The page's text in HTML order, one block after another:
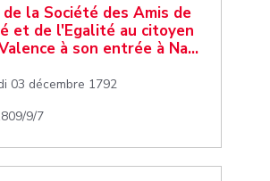
la Société des Amis de
et de l'Egalité au citoyen
à son entrée à Na…
03 décembre 1792
9/7